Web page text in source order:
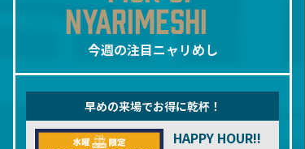
NYARIMESHI
今週の注目ニャリめし
早めの来場でお得に乾杯！
HAPPY HOUR!!